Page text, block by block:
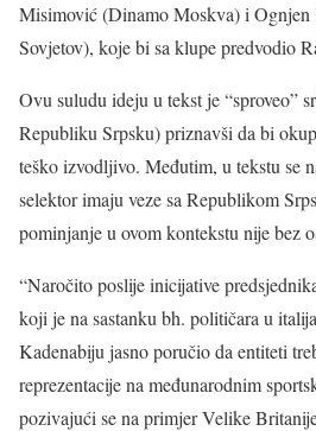
Misimović (Dinamo Moskva) i
Sovjetov), koje bi sa klupe predvodio
Ovu suludu ideju u tekst je “sproveo”
Republiku Srpsku) priznavši da bi
teško izvodljivo. Međutim, u tekstu se
selektor imaju veze sa Republikom
pominjanje u ovom kontekstu nije bez
“Naročito poslije inicijative
koji je na sastanku bh. političara u
Kadenabiju jasno poručio da entiteti
reprezentacije na međunarodnim
pozivajući se na primjer Velike